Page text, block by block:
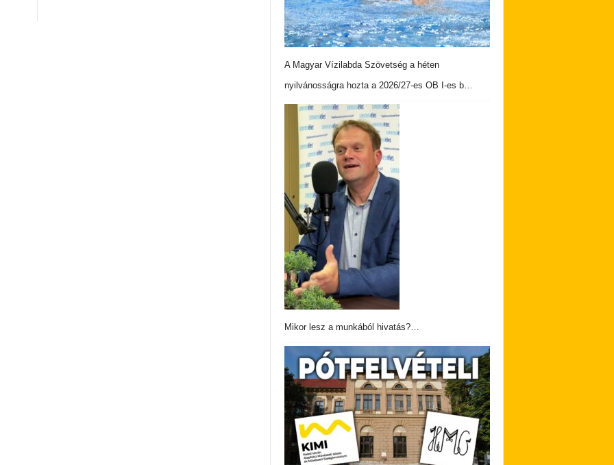
A Magyar Vízilabda Szövetség a héten
nyilvánosságra hozta a 2026/27-es OB I-es b…
Mikor lesz a munkából hivatás?…